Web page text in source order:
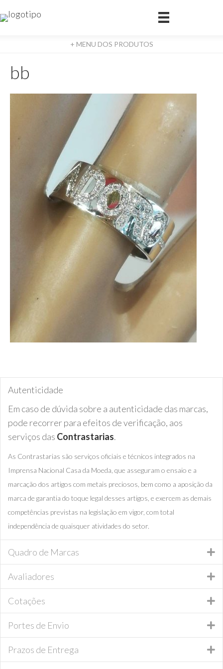
+ MENU DOS PRODUTOS
bb
Autenticidade
Em caso de dúvida sobre a autenticidade das marcas,
pode recorrer para efeitos de verificação, aos
serviços das Contrastarias.
As Contrastarias são serviços oficiais e técnicos integrados na
Imprensa Nacional Casa da Moeda, que asseguram o ensaio e a
marcação dos artigos com metais preciosos, bem como a aposição da
marca de garantia do toque legal desses artigos, e exercem as demais
competências previstas na legislação em vigor, com total
independência de quaisquer atividades do setor.
Quadro de Marcas
Avaliadores
Cotações
Portes de Envio
Prazos de Entrega